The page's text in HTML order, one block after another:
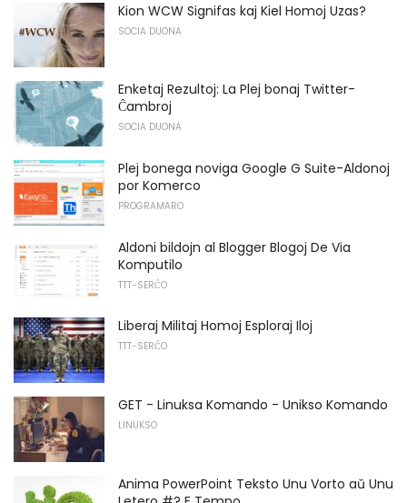
Kion WCW Signifas kaj Kiel Homoj Uzas?
SOCIA DUONA
Enketaj Rezultoj: La Plej bonaj Twitter-
Ĉambroj
SOCIA DUONA
Plej bonega noviga Google G Suite-Aldonoj
por Komerco
PROGRAMARO
Aldoni bildojn al Blogger Blogoj De Via
Komputilo
TTT-SERĈO
Liberaj Militaj Homoj Esploraj Iloj
TTT-SERĈO
GET - Linuksa Komando - Unikso Komando
LINUKSO
Anima PowerPoint Teksto Unu Vorto aŭ Unu